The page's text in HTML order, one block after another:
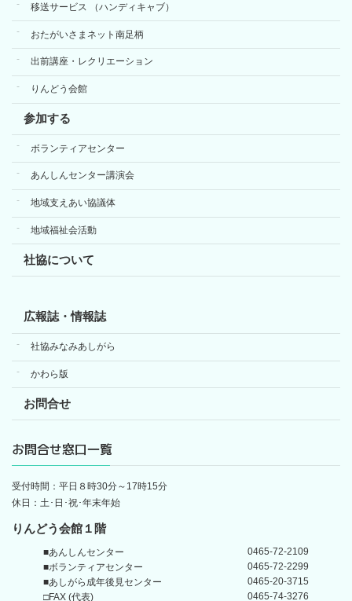
移送サービス （ハンディキャブ）
おたがいさまネット南足柄
出前講座・レクリエーション
りんどう会館
参加する
ボランティアセンター
あんしんセンター講演会
地域支えあい協議体
地域福祉会活動
社協について
広報誌・情報誌
社協みなみあしがら
かわら版
お問合せ
お問合せ窓口一覧
受付時間：平日８時30分～17時15分
休日：土･日･祝･年末年始
りんどう会館１階
■あんしんセンター
0465-72-2109
■ボランティアセンター
0465-72-2299
■あしがら成年後見センター
0465-20-3715
□FAX (代表)
0465-74-3276